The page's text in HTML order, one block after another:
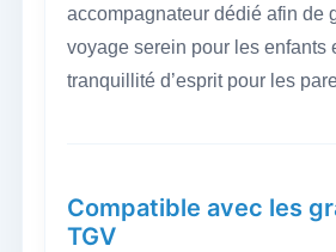
accompagnateur dédié afin de
voyage serein pour les enfants
tranquillité d’esprit pour les
Compatible avec les
TGV